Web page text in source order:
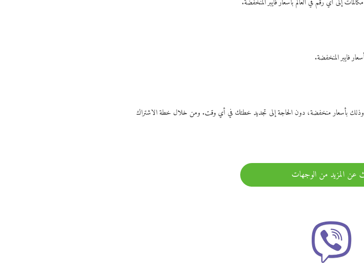
وذلك بأسعار منخفضة، دون الحاجة إلى تجديد خطتك في أي وقت. ومن خلال خطة الاشتراك
عن المزيد من الوجهات